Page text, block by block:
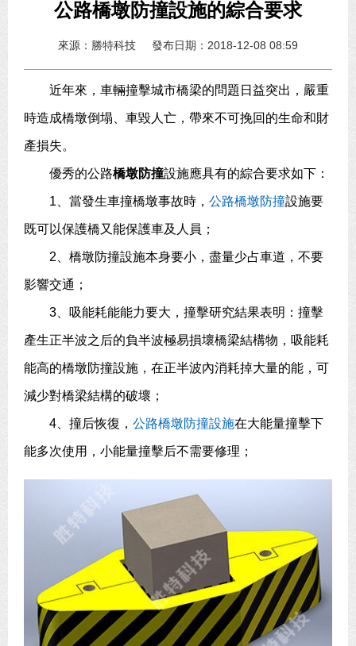
公路橋墩防撞設施的綜合要求
來源：勝特科技 發布日期：2018-12-08 08:59
近年來，車輛撞擊城市橋梁的問題日益突出，嚴重
時造成橋墩倒塌、車毀人亡，帶來不可挽回的生命和財
產損失。
優秀的公路橋墩防撞設施應具有的綜合要求如下：
1、當發生車撞橋墩事故時， 公路橋墩防撞設施要
既可以保護橋又能保護車及人員；
2、橋墩防撞設施本身要小，盡量少占車道，不要
影響交通；
3、吸能耗能能力要大，撞擊研究結果表明：撞擊
產生正半波之后的負半波極易損壞橋梁結構物，吸能耗
能高的橋墩防撞設施，在正半波內消耗掉大量的能，可
減少對橋梁結構的破壞；
4、撞后恢復， 公路橋墩防撞設施在大能量撞擊下
能多次使用，小能量撞擊后不需要修理；